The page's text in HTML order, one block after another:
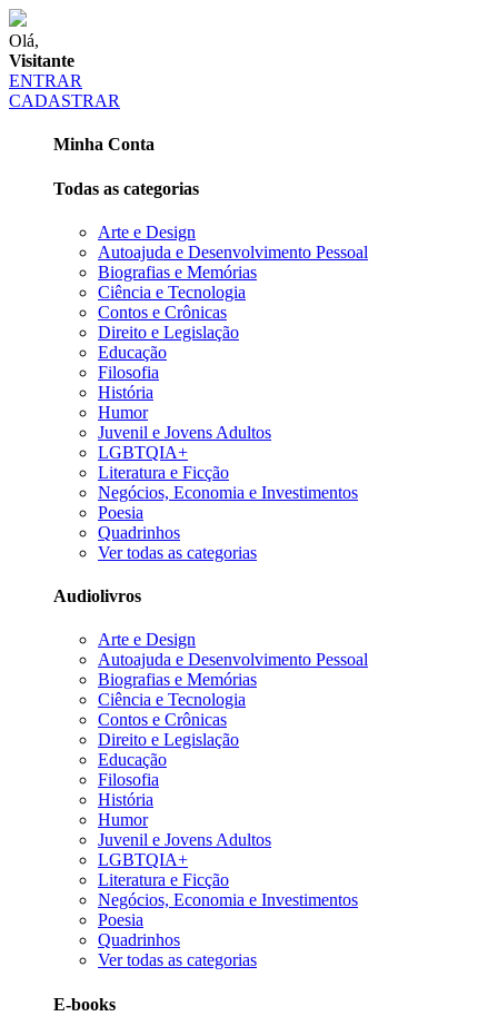
Olá,
Visitante
ENTRAR
CADASTRAR
Minha Conta
Todas as categorias
Arte e Design
Autoajuda e Desenvolvimento Pessoal
Biografias e Memórias
Ciência e Tecnologia
Contos e Crônicas
Direito e Legislação
Educação
Filosofia
História
Humor
Juvenil e Jovens Adultos
LGBTQIA+
Literatura e Ficção
Negócios, Economia e Investimentos
Poesia
Quadrinhos
Ver todas as categorias
Audiolivros
Arte e Design
Autoajuda e Desenvolvimento Pessoal
Biografias e Memórias
Ciência e Tecnologia
Contos e Crônicas
Direito e Legislação
Educação
Filosofia
História
Humor
Juvenil e Jovens Adultos
LGBTQIA+
Literatura e Ficção
Negócios, Economia e Investimentos
Poesia
Quadrinhos
Ver todas as categorias
E-books